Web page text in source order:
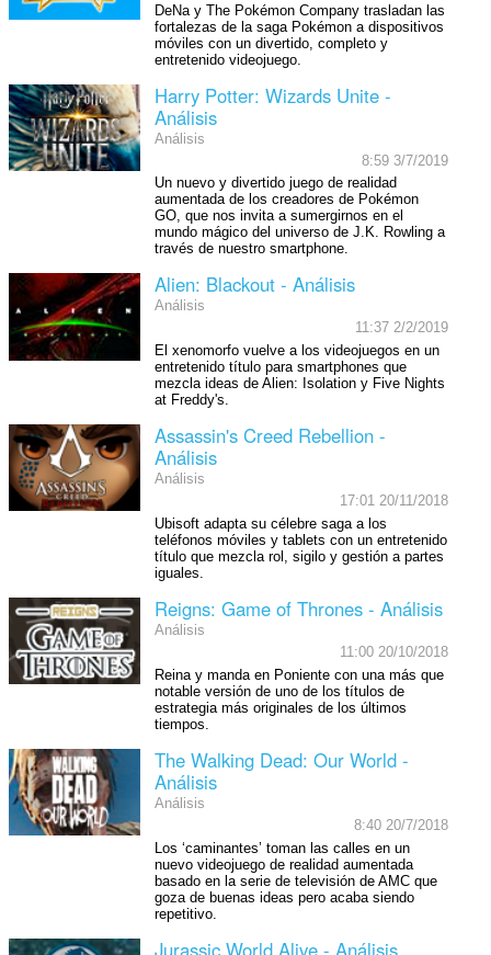
DeNa y The Pokémon Company trasladan las
fortalezas de la saga Pokémon a dispositivos
móviles con un divertido, completo y
entretenido videojuego.
Harry Potter: Wizards Unite -
Análisis
Análisis
8:59 3/7/2019
Un nuevo y divertido juego de realidad
aumentada de los creadores de Pokémon
GO, que nos invita a sumergirnos en el
mundo mágico del universo de J.K. Rowling a
través de nuestro smartphone.
Alien: Blackout - Análisis
Análisis
11:37 2/2/2019
El xenomorfo vuelve a los videojuegos en un
entretenido título para smartphones que
mezcla ideas de Alien: Isolation y Five Nights
at Freddy's.
Assassin's Creed Rebellion -
Análisis
Análisis
17:01 20/11/2018
Ubisoft adapta su célebre saga a los
teléfonos móviles y tablets con un entretenido
título que mezcla rol, sigilo y gestión a partes
iguales.
Reigns: Game of Thrones - Análisis
Análisis
11:00 20/10/2018
Reina y manda en Poniente con una más que
notable versión de uno de los títulos de
estrategia más originales de los últimos
tiempos.
The Walking Dead: Our World -
Análisis
Análisis
8:40 20/7/2018
Los ‘caminantes’ toman las calles en un
nuevo videojuego de realidad aumentada
basado en la serie de televisión de AMC que
goza de buenas ideas pero acaba siendo
repetitivo.
Jurassic World Alive - Análisis